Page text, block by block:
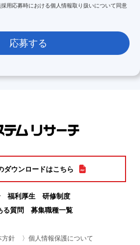
用応募時における個人情報取り扱いについて同意
ダウンロードはこちら
福利厚生
研修制度
る質問 募集職種一覧
方針 〉個人情報保護について